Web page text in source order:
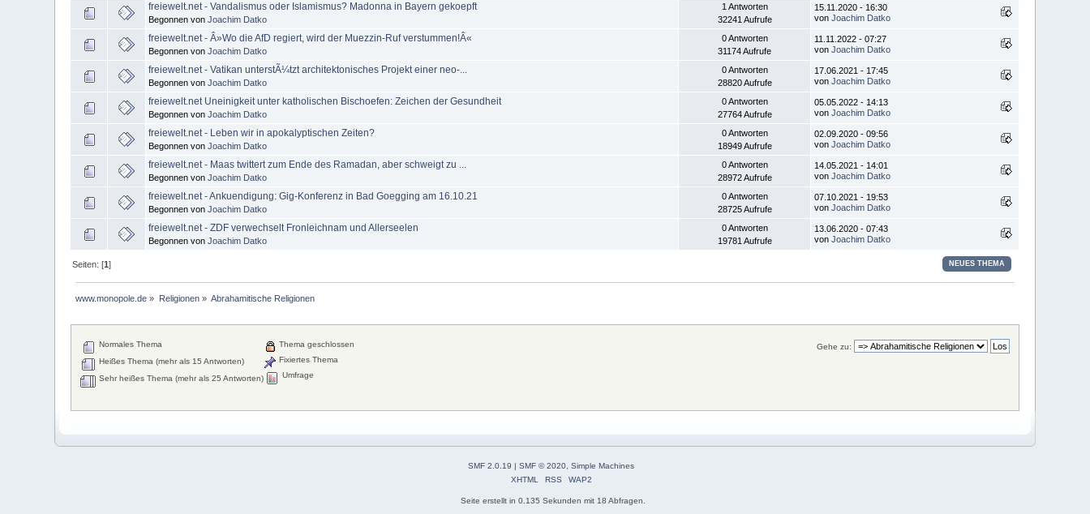
freiewelt.net - Vandalismus oder Islamismus? Madonna in Bayern gekoepft
Begonnen vonJoachim Datko
1 Antworten
32241 Aufrufe
15.11.2020 - 16:30
vonJoachim Datko
freiewelt.net - Â»Wo die AfD regiert, wird der Muezzin-Ruf verstummen!Â«
Begonnen vonJoachim Datko
0 Antworten
31174 Aufrufe
11.11.2022 - 07:27
vonJoachim Datko
freiewelt.net - Vatikan unterstÃ¼tzt architektonisches Projekt einer neo-...
Begonnen vonJoachim Datko
0 Antworten
28820 Aufrufe
17.06.2021 - 17:45
vonJoachim Datko
freiewelt.net Uneinigkeit unter katholischen Bischoefen: Zeichen der Gesundheit
Begonnen vonJoachim Datko
0 Antworten
27764 Aufrufe
05.05.2022 - 14:13
vonJoachim Datko
freiewelt.net - Leben wir in apokalyptischen Zeiten?
Begonnen vonJoachim Datko
0 Antworten
18949 Aufrufe
02.09.2020 - 09:56
vonJoachim Datko
freiewelt.net - Maas twittert zum Ende des Ramadan, aber schweigt zu ...
Begonnen vonJoachim Datko
0 Antworten
28972 Aufrufe
14.05.2021 - 14:01
vonJoachim Datko
freiewelt.net - Ankuendigung: Gig-Konferenz in Bad Goegging am 16.10.21
Begonnen vonJoachim Datko
0 Antworten
28725 Aufrufe
07.10.2021 - 19:53
vonJoachim Datko
freiewelt.net - ZDF verwechselt Fronleichnam und Allerseelen
Begonnen vonJoachim Datko
0 Antworten
19781 Aufrufe
13.06.2020 - 07:43
vonJoachim Datko
NEUES THEMA
Seiten: [1]
www.monopole.de » Religionen» Abrahamitische Religionen
Gehe zu:
Normales Thema
Heißes Thema (mehr als 15 Antworten)
Sehr heißes Thema (mehr als 25 Antworten)
Thema geschlossen
Fixiertes Thema
Umfrage
SMF 2.0.19 | SMF © 2020 Simple Machines
XHTML
RSS WAP2
Seite erstellt in 0.135 Sekunden mit 18 Abfragen.